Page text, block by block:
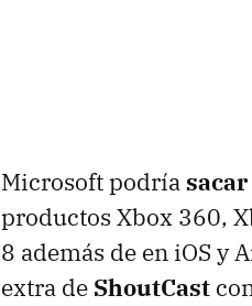
Microsoft podría
productos Xbox 360,
8 además de en iOS y
extra de ShoutCast